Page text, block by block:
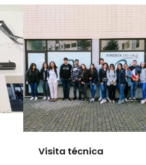
Visita técnica